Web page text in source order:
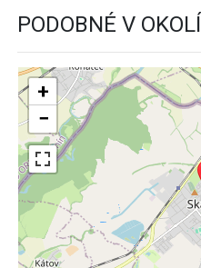
PODOBNÉ V OKOLÍ
+
−